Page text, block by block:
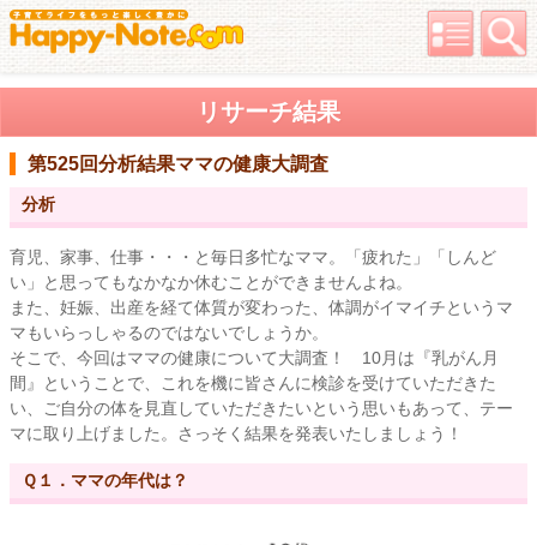
リサーチ結果
第525回分析結果ママの健康大調査
分析
育児、家事、仕事・・・と毎日多忙なママ。「疲れた」「しんど
い」と思ってもなかなか休むことができませんよね。
また、妊娠、出産を経て体質が変わった、体調がイマイチというマ
マもいらっしゃるのではないでしょうか。
そこで、今回はママの健康について大調査！ 10月は『乳がん月
間』ということで、これを機に皆さんに検診を受けていただきた
い、ご自分の体を見直していただきたいという思いもあって、テー
マに取り上げました。さっそく結果を発表いたしましょう！
Ｑ１．ママの年代は？